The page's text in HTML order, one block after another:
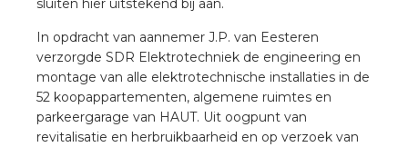
sluiten hier uitstekend bij aan.
In opdracht van aannemer J.P. van Eesteren
verzorgde SDR Elektrotechniek de engineering en
montage van alle elektrotechnische installaties in de
52 koopappartementen, algemene ruimtes en
parkeergarage van HAUT. Uit oogpunt van
revitalisatie en herbruikbaarheid en op verzoek van
GST®
RST®